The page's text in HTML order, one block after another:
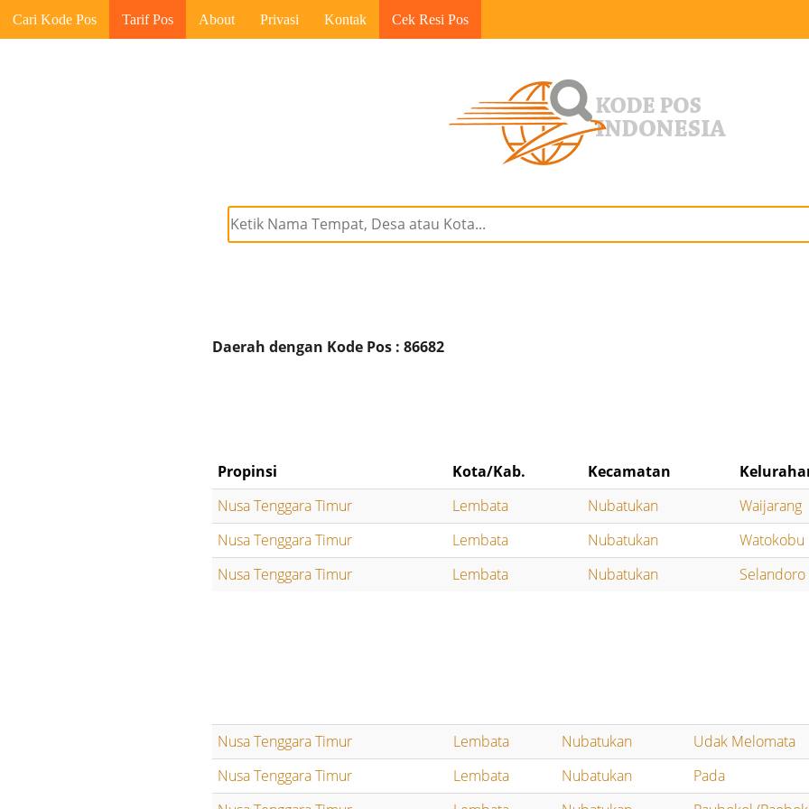
Cari Kode Pos Tarif Pos About Privasi Kontak Cek Resi Pos
Daerah dengan Kode Pos : 86682
Propinsi Kota/Kab. Kecamatan
Nusa Tenggara Timur
Lembata Nubatukan
Waijarang
Nusa Tenggara Timur
Lembata Nubatukan
Watokobu
Nusa Tenggara Timur
Lembata Nubatukan Selandoro
Nusa Tenggara Timur Lembata Nubatukan
Udak Melomata
Nusa Tenggara Timur
Lembata Nubatukan
Pada